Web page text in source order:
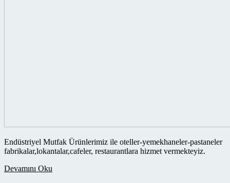
Endüstriyel Mutfak Ürünlerimiz ile oteller-yemekhaneler-pastaneler
fabrikalar,lokantalar,cafeler, restaurantlara hizmet vermekteyiz.
Devamını Oku